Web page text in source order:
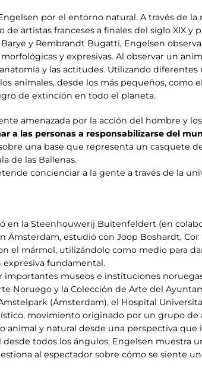
por el entorno natural. A través de
artistas franceses a finales del siglo XIX y
y Rembrandt Bugatti, Engelsen
y expresivas. Al observar un
y las actitudes. Utilizando diferentes
animales, desde los más pequeños, como
de extinción en todo el planeta.
amenazada por la acción del hombre y
a las personas a responsabilizarse del
una base que representa un casquete
de las Ballenas.
concienciar a la gente a través de la
en la Steenhouwerij Buitenfeldert (en
Ámsterdam, estudió con Joop Boshardt,
el mármol, utilizándolo como medio para
fundamental.
museos e instituciones
Noruego y la Colección de Arte del
(Ámsterdam), el Hospital
movimiento originado por un grupo de
animal y natural desde una perspectiva
desde todos los ángulos, Engelsen muestra
al espectador sobre cómo se siente